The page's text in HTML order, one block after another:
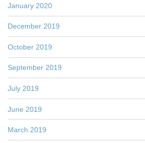
January 2020
December 2019
October 2019
September 2019
July 2019
June 2019
March 2019